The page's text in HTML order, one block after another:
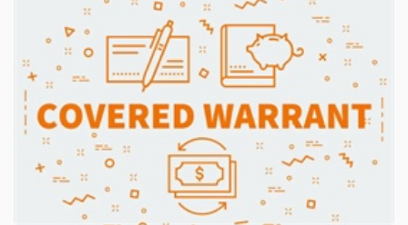
NGHIỆP
CỔ
PHIẾU
PHÁI